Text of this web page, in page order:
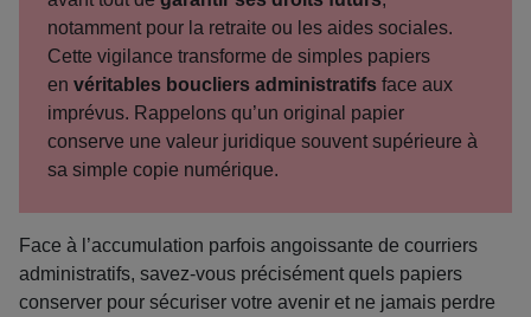
notamment pour la retraite ou les aides sociales.
Cette vigilance transforme de simples papiers
en véritables boucliers administratifs face aux
imprévus. Rappelons qu’un original papier
conserve une valeur juridique souvent supérieure à
sa simple copie numérique.
Face à l’accumulation parfois angoissante de courriers
administratifs, savez-vous précisément quels papiers
conserver pour sécuriser votre avenir et ne jamais perdre